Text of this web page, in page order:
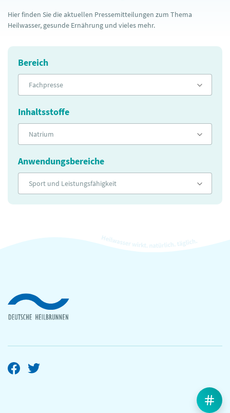
Hier finden Sie die aktuellen Pressemitteilungen zum Thema
Heilwasser, gesunde Ernährung und vieles mehr.
Bereich
Fachpresse
Inhaltsstoffe
Natrium
Anwendungsbereiche
Sport und Leistungsfähigkeit